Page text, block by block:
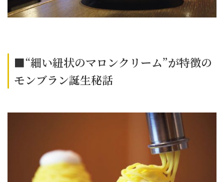
■“細い紐状のマロンクリーム”が特徴の
モンブラン誕生秘話